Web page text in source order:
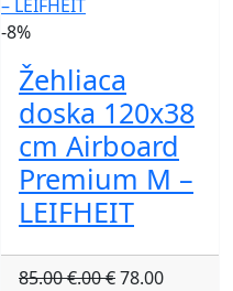
-8%
Žehliaca
doska 120x38
cm Airboard
Premium M –
LEIFHEIT
85.00 €.00 €78.00